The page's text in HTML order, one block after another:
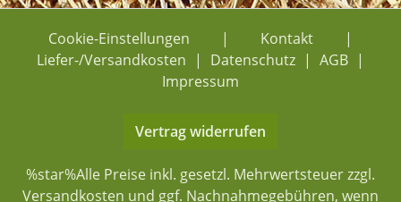
Cookie-Einstellungen | Kontakt
|
Liefer-/Versandkosten | Datenschutz | AGB |
Impressum
Vertrag widerrufen
%star%Alle Preise inkl. gesetzl. Mehrwertsteuer zzgl.
Versandkosten und ggf. Nachnahmegebühren, wenn